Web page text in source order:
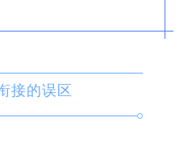
接的误区